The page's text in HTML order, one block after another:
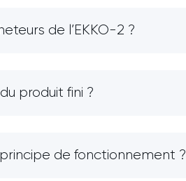
de l’EKKO-2 ?
produit fini ?
de fonctionnement ?